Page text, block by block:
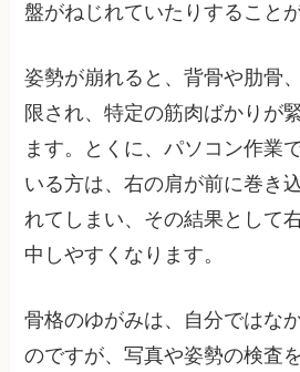
盤がねじれていたりすること
姿勢が崩れると、背骨や肋骨
限され、特定の筋肉ばかりが
ます。とくに、パソコン作業
いる方は、右の肩が前に巻き
れてしまい、その結果として
中しやすくなります。
骨格のゆがみは、自分ではな
のですが、写真や姿勢の検査